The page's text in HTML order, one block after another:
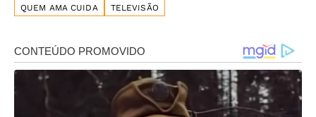
QUEM AMA CUIDA TELEVISÃO